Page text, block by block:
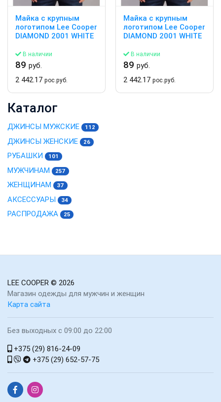
Майка с крупным
логотипом Lee Cooper
DIAMOND 2001 WHITE
В наличии
89 руб.
2 442.17 рос.руб.
Майка с крупным
логотипом Lee Cooper
DIAMOND 2001 WHITE
В наличии
89 руб.
2 442.17 рос.руб.
Каталог
ДЖИНСЫ МУЖСКИЕ 112
ДЖИНСЫ ЖЕНСКИЕ 26
РУБАШКИ 101
МУЖЧИНАМ 257
ЖЕНЩИНАМ 37
АКСЕССУАРЫ 34
РАСПРОДАЖА 25
LEE COOPER © 2026
Магазин одежды для мужчин и женщин
Карта сайта
Без выходных с 09:00 до 22:00
+375 (29) 816-24-09
+375 (29) 652-57-75